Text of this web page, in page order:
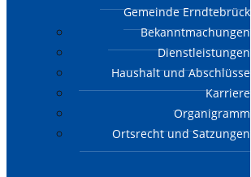
Gemeinde Erndtebrück
Bekanntmachungen
Dienstleistungen
Haushalt und Abschlüsse
Karriere
Organigramm
Ortsrecht und Satzungen